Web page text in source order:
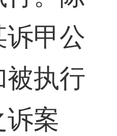
诉甲公
被执行
诉案